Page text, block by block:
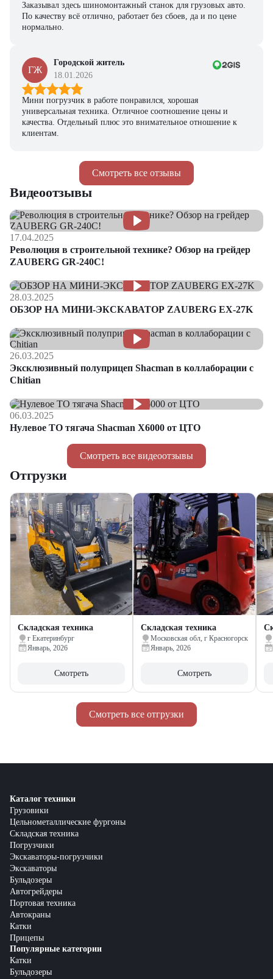
Смотреть все отзывы
Заказывал здесь шиномонтажный станок для грузовых авто.
По качеству всё отлично, работает без сбоев, да и по цене
нормально.
ГЖ
Городской житель
18.01.2026
Мини погрузчик в работе понравился, хорошая
универсальная техника. Отличное соотношение цены и
качества. Отдельный плюс это внимательное отношение к
клиентам.
Смотреть все видеоотзывы
Видеоотзывы
17.04.2025
Революция в строительной технике? Обзор на грейдер
ZAUBERG GR-240C!
28.03.2025
ОБЗОР НА МИНИ-ЭКСКАВАТОР ZAUBERG EX-27K
26.03.2025
Эксклюзивный полуприцеп Shacman в коллаборации с
Chitian
06.03.2025
Нулевое ТО тягача Shacman Х6000 от ЦТО
Смотреть все отгрузки
Отгрузки
Складская техника
г Екатеринбург
Январь, 2026
Смотреть
Складская техника
Московская обл, г Красногорск
Январь, 2026
Смотреть
Каталог техники
Грузовики
Цельнометаллические фургоны
Складская техника
Погрузчики
Экскаваторы-погрузчики
Экскаваторы
Бульдозеры
Автогрейдеры
Портовая техника
Автокраны
Катки
Прицепы
Популярные категории
Катки
Бульдозеры